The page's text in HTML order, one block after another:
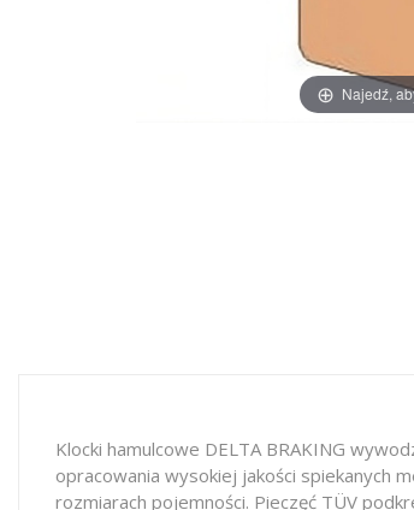
Najedź,
Klocki hamulcowe DELTA BRAKING
opracowania wysokiej jakości spiekanych
rozmiarach pojemności. Pieczęć TÜV